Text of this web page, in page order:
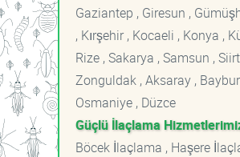
Gaziantep , Giresun ,
, Kırşehir , Kocaeli , Konya ,
Rize , Sakarya , Samsun ,
Zonguldak , Aksaray ,
Osmaniye , Düzce
Güçlü İlaçlama
Böcek İlaçlama , Haşere